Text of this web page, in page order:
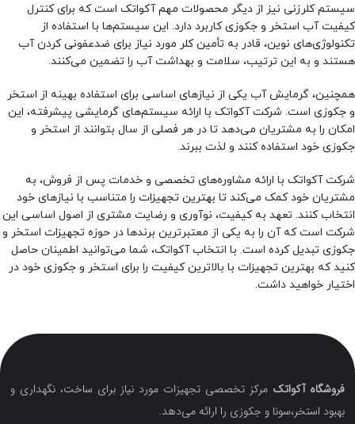
سیستم کلرزنی نیز از دیگر محصولات مهم آکواتک است که برای کنترل
کیفیت آب استخر و جکوزی کاربرد دارد. این سیستم‌ها با استفاده از
تکنولوژی‌های نوین، قادر به تأمین کلر مورد نیاز برای ضدعفونی کردن آب
هستند و به این ترتیب، سلامت و بهداشت آب را تضمین می‌کنند.
همچنین، گرمایش آب یکی از نیازهای اساسی برای استفاده بهینه از استخر
و جکوزی است. شرکت آکواتک با ارائه سیستم‌های گرمایشی پیشرفته، این
امکان را به مشتریان می‌دهد تا در هر فصلی از سال بتوانند از استخر و
جکوزی خود استفاده کنند و لذت ببرند.
شرکت آکواتک با ارائه مشاوره‌های تخصصی و خدمات پس از فروش، به
مشتریان خود کمک می‌کند تا بهترین تجهیزات را متناسب با نیازهای خود
انتخاب کنند. تعهد به کیفیت، نوآوری و رضایت مشتری از اصول اساسی این
شرکت است که آن را به یکی از معتبرترین برندها در حوزه تجهیزات استخر و
جکوزی تبدیل کرده است. با انتخاب آکواتک، شما می‌توانید اطمینان حاصل
کنید که بهترین تجهیزات با بالاترین کیفیت را برای استخر و جکوزی خود در
اختیار خواهید داشت.
فروشگاه آکواتک مرکز تخصصی تجهیزات مورد نیاز برای ساخت، نگهداری و
بهبود استخر،سونا و جکوزی را ارائه می‌دهد.